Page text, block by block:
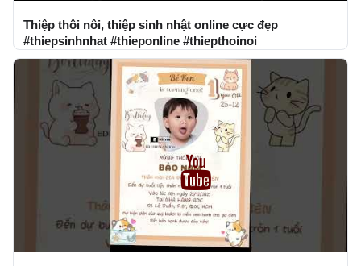
Thiệp thôi nôi, thiệp sinh nhật online cực đẹp
#thiepsinhnhat #thieponline #thiepthoinoi